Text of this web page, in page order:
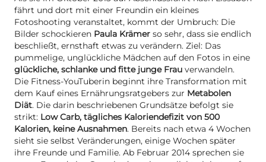
fährt und dort mit einer Freundin ein kleines
Fotoshooting veranstaltet, kommt der Umbruch: Die
Bilder schockieren Paula Krämer so sehr, dass sie endlich
beschließt, ernsthaft etwas zu verändern. Ziel: Das
pummelige, unglückliche Mädchen auf den Fotos in eine
glückliche, schlanke und fitte junge Frau verwandeln.
Die Fitness-YouTuberin beginnt ihre Transformation mit
dem Kauf eines Ernährungsratgebers zur Metabolen
Diät. Die darin beschriebenen Grundsätze befolgt sie
strikt: Low Carb, tägliches Kaloriendefizit von 500
Kalorien, keine Ausnahmen. Bereits nach etwa 4 Wochen
sieht sie selbst Veränderungen, einige Wochen später
ihre Freunde und Familie. Ab Februar 2014 sprechen sie